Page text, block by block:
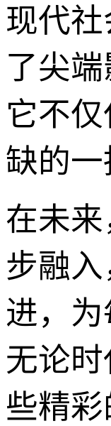
现代
了尖
它不
缺的一
在未
步融
进，
无论
些精